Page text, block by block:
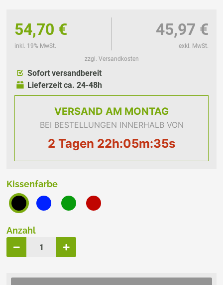
54,70 €
inkl. 19% MwSt.
45,97 €
exkl. MwSt.
zzgl. Versandkosten
Sofort versandbereit
Lieferzeit ca. 24-48h
VERSAND AM MONTAG
BEI BESTELLUNGEN INNERHALB VON
2 Tagen 22h:05m:35s
Kissenfarbe
Anzahl